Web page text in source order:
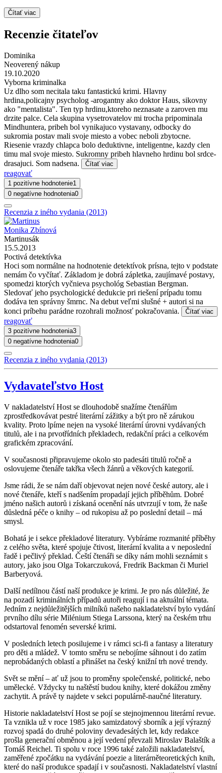
Čítať viac
Recenzie čitateľov
Dominika
Neoverený nákup
19.10.2020
Vyborna kriminalka
Uz dlho som necitala taku fantastickú krimi. Hlavny
hrdina,policajny psycholog -arogantny ako doktor Haus, sikovny
ako "mentalista". Ten typ hrdinu,ktoreho neznasate a zaroven mu
drzite palce. Cela skupina vysetrovatelov mi trocha pripominala
Mindhuntera, pribeh bol vynikajuco vystavany, odbocky do
sukromia postav mali svoje miesto a vobec neboli zbytocne.
Riesenie vrazdy chlapca bolo deduktivne, inteligentne, kazdy clen
timu mal svoje miesto. Sukromny pribeh hlavneho hrdinu bol srdce-
drasajuci. Som nadsena.
Čítať viac
reagovať
1 pozitívne hodnotenie1
0 negatívne hodnotenia0
Recenzia z iného vydania (2013)
Monika Zbínová
Martinusák
15.5.2013
Poctivá detektívka
Hoci som normálne na hodnotenie detektívok prísna, tejto v podstate
nemám čo vyčítať. Základom je dobrá zápletka, zaujímavé postavy,
spomedzi ktorých vyčnieva psychológ Sebastian Bergman.
Sledovať jeho psychologické dedukcie pri riešení prípadu tomu
dodáva ten správny šmrnc. Na debut veľmi slušné + autori si na
konci príbehu parádne rozohrali možnosť pokračovania.
Čítať viac
reagovať
3 pozitívne hodnotenia3
0 negatívne hodnotenia0
Recenzia z iného vydania (2013)
Vydavateľstvo Host
V nakladatelství Host se dlouhodobě snažíme čtenářům
zprostředkovávat pestré literární zážitky a být pro ně zárukou
kvality. Proto lpíme nejen na vysoké literární úrovni vydávaných
titulů, ale i na prvotřídních překladech, redakční práci a celkovém
grafickém zpracování.
V současnosti připravujeme okolo sto padesáti titulů ročně a
oslovujeme čtenáře takřka všech žánrů a věkových kategorií.
Jsme rádi, že se nám daří objevovat nejen nové české autory, ale i
nové čtenáře, kteří s nadšením propadají jejich příběhům. Dobré
jméno našich autorů i získaná ocenění nás utvrzují v tom, že naše
důsledná péče o knihy – od rukopisu až po poslední detail – má
smysl.
Bohatá je i sekce překladové literatury. Vybíráme rozmanité příběhy
z celého světa, které spojuje čtivost, literární kvalita a v neposlední
řadě i pečlivý překlad. Čeští čtenáři se díky nám mohli seznámit s
autory, jako jsou Olga Tokarczuková, Fredrik Backman či Muriel
Barberyová.
Další nedílnou částí naší produkce je krimi. Je pro nás důležité, že
na pozadí kriminálních případů autoři reagují i na aktuální témata.
Jedním z nejdůležitějších milníků našeho nakladatelství bylo vydání
prvního dílu série Milénium Stiega Larssona, který na českém trhu
odstartoval fenomén severské krimi.
V posledních letech posilujeme i v rámci sci-fi a fantasy a literatury
pro děti a mládež. V tomto směru se nebojíme sáhnout i do zatím
neprobádaných oblastí a přinášet na český knižní trh nové trendy.
Svět se mění – ať už jsou to proměny společenské, politické, nebo
umělecké. Vždycky tu naštěstí budou knihy, které dokážou změny
zachytit. A právě ty najdete v sekci populárně-naučné literatury.
Historie nakladatelství Host se pojí se stejnojmennou literární revue.
Ta vznikla už v roce 1985 jako samizdatový sborník a její výrazný
rozvoj spadá do druhé poloviny devadesátých let, kdy redakce
prošla generační obměnou a její vedení převzali Miroslav Balaštík a
Tomáš Reichel. Ti spolu v roce 1996 také založili nakladatelství,
zaměřené zpočátku na vydávání poezie a literárněteoretických knih,
které do naší produkce spadají i v současnosti. Nakladatelství vlastní